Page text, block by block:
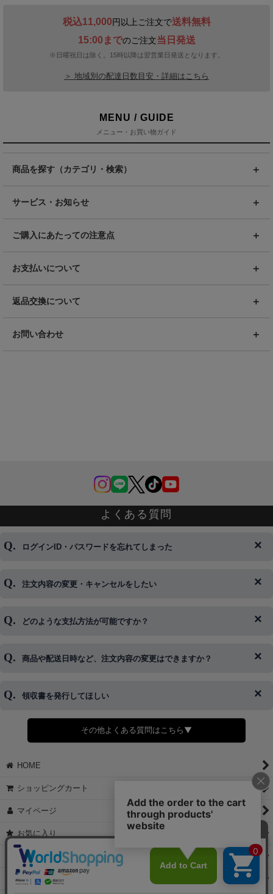
税込11,000円以上ご注文で送料無料
15:00までのご注文当日発送
※日曜祝日は除く。15時以降は翌営業日発送となります。
＞ 地域別の配達日数目安・詳細はこちら
MENU / GUIDE
メニュー・お買い物ガイド
商品を探す（カテゴリ・検索）
サービス・お知らせ
ご購入にあたっての注意点
お支払いについて
返品交換について
お問い合わせ
よくある質問
ログインID・パスワードを忘れてしまった
◆下記ページより、ログインIDの変更が可能です。
注文内容の変更・キャンセルをしたい
◆即日発送を行なっている関係上、午後以降のご連絡やキャンセル
※発送後、発送準備が完了しお手続きが間に合わない場合は変更、
どのような支払方法が可能ですか？
◆代金引換・クレジットカード・携帯キャリア決済・おねだり決
＞詳細は画像をタップ＜
商品や配送日時など、注文内容の変更はできますか？
◆商品発送前の変更は承っております。
さい。
領収書を発行してほしい
◆領収書はご希望頂いた場合のみ発行しております。
【これからご注文する場合】
STEP2「お届け先・お支払い」ページにて備考欄に下記の記載をお
願いします。
②宛名（空欄は上様は不可）
③但し書き（空欄やお品代は不可）
【すでにご注文が完了している場合】
①お電話・メール・LINEにて領収書希望の連絡をお願い致します
②後日、郵送にて領収書を送らせて頂きます。
その他よくある質問はこちら▼
HOME
ショッピングカート
マイページ
お気に入り
特定商取引法表示
ご利用案内